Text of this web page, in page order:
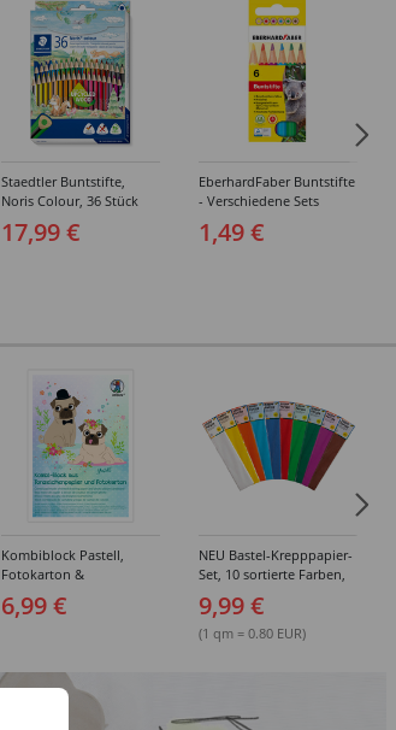
Staedtler Buntstifte,
Noris Colour, 36 Stück
sortiert
17,99 €
EberhardFaber Buntstifte
- Verschiedene Sets
1,49 €
Kombiblock Pastell,
Fotokarton &
Tonzeichenpapier, 10 +
10 Blatt, 23 x 33 cm,
6,99 €
NEU Bastel-Krepppapier-
Set, 10 sortierte Farben,
je 50x250cm
9,99 €
(1 qm = 0.80 EUR)